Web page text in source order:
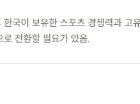
국이 보유한 스포츠 경쟁력과 고
전환할 필요가 있음.